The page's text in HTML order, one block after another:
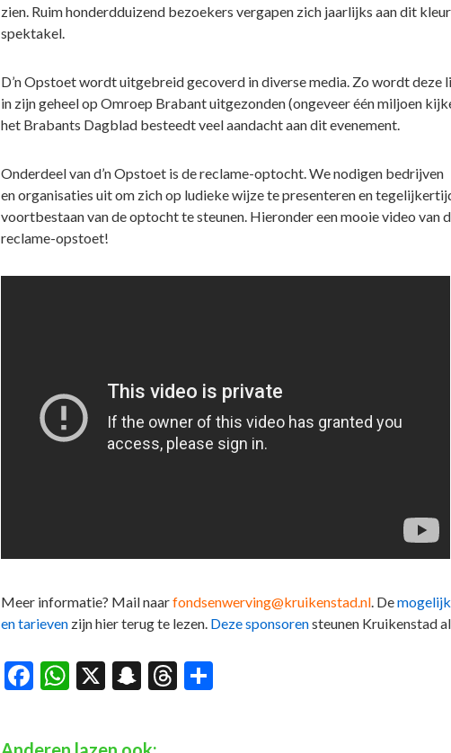
zien. Ruim honderdduizend bezoekers vergapen zich jaarlijks aan dit
spektakel.
D’n Opstoet wordt uitgebreid gecoverd in diverse media. Zo wordt deze
in zijn geheel op Omroep Brabant uitgezonden (ongeveer één miljoen
het Brabants Dagblad besteedt veel aandacht aan dit evenement.
Onderdeel van d’n Opstoet is de reclame-optocht. We nodigen bedrijven
en organisaties uit om zich op ludieke wijze te presenteren en
voortbestaan van de optocht te steunen. Hieronder een mooie video van
reclame-opstoet!
Meer informatie? Mail naarfondsenwerving@kruikenstad.nl. De
en tarievenzijn hier terug te lezen. Deze sponsorensteunen Kruikenstad
Facebook
WhatsApp
X Snapchat
Threads
Delen